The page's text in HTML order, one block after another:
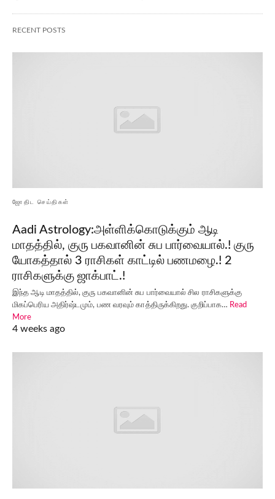
RECENT POSTS
ஜோதிட செய்திகள்
Aadi Astrology:அள்ளிக்கொடுக்கும் ஆடி
மாதத்தில், குரு பகவானின் சுப பார்வையால்.! குரு
யோகத்தால் 3 ராசிகள் காட்டில் பணமழை.! 2
ராசிகளுக்கு ஜாக்பாட்.!
இந்த ஆடி மாதத்தில், குரு பகவானின் சுப பார்வையால் சில ராசிகளுக்கு
மிகப்பெரிய அதிர்ஷ்டமும், பண வரவும் காத்திருக்கிறது. குறிப்பாக… Read
More
4 weeks ago